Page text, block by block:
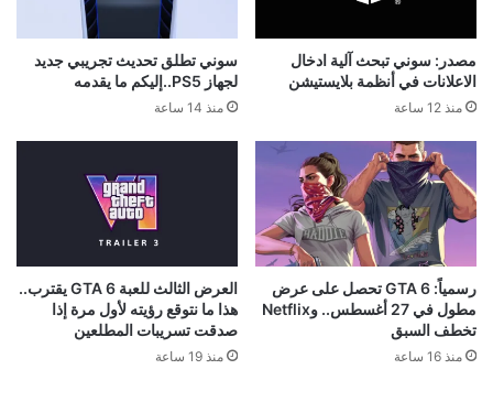
مصدر: سوني تبحث آلية ادخال
الاعلانات في أنظمة بلايستيشن
منذ 12 ساعة
سوني تطلق تحديث تجريبي جديد
لجهاز PS5..إليكم ما يقدمه
منذ 14 ساعة
رسمياً: GTA 6 تحصل على عرض
مطول في 27 أغسطس.. وNetflix
تخطف السبق
منذ 16 ساعة
العرض الثالث للعبة GTA 6 يقترب..
هذا ما نتوقع رؤيته لأول مرة إذا
صدقت تسريبات المطلعين
منذ 19 ساعة